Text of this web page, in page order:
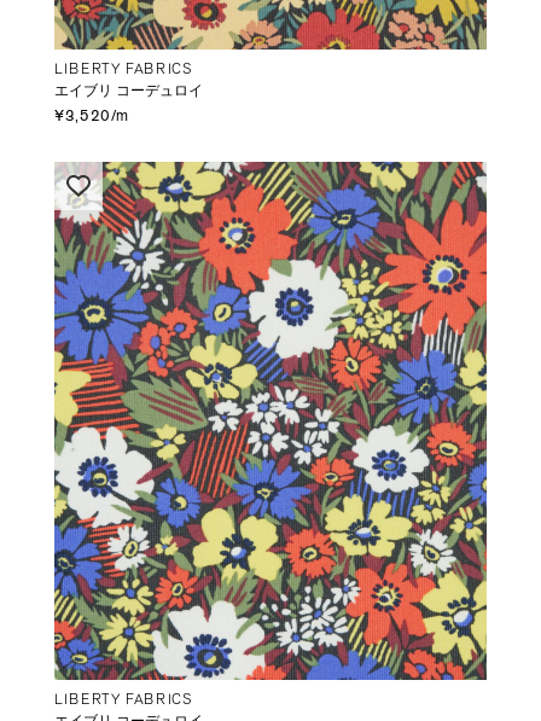
LIBERTY FABRICS
エイブリ コーデュロイ
¥3,520/m
LIBERTY FABRICS